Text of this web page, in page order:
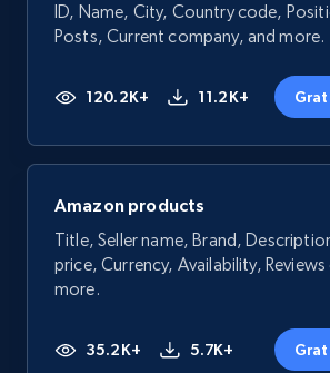
ID, Name, City, Country code,
Posts, Current company, and more.
120.2K+ 11.2K+
Amazon products
Title, Seller name, Brand,
price, Currency, Availability,
more.
35.2K+ 5.7K+